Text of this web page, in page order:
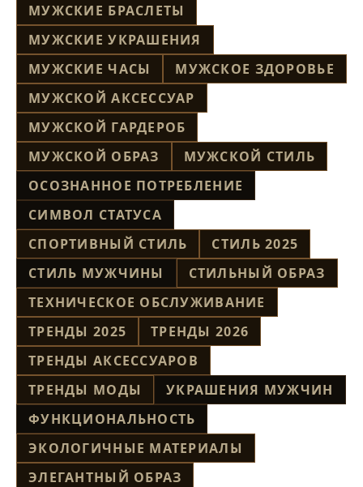
МУЖСКИЕ БРАСЛЕТЫ
МУЖСКИЕ УКРАШЕНИЯ
МУЖСКИЕ ЧАСЫ
МУЖСКОЕ ЗДОРОВЬЕ
МУЖСКОЙ АКСЕССУАР
МУЖСКОЙ ГАРДЕРОБ
МУЖСКОЙ ОБРАЗ
МУЖСКОЙ СТИЛЬ
ОСОЗНАННОЕ ПОТРЕБЛЕНИЕ
СИМВОЛ СТАТУСА
СПОРТИВНЫЙ СТИЛЬ
СТИЛЬ 2025
СТИЛЬ МУЖЧИНЫ
СТИЛЬНЫЙ ОБРАЗ
ТЕХНИЧЕСКОЕ ОБСЛУЖИВАНИЕ
ТРЕНДЫ 2025
ТРЕНДЫ 2026
ТРЕНДЫ АКСЕССУАРОВ
ТРЕНДЫ МОДЫ
УКРАШЕНИЯ МУЖЧИН
ФУНКЦИОНАЛЬНОСТЬ
ЭКОЛОГИЧНЫЕ МАТЕРИАЛЫ
ЭЛЕГАНТНЫЙ ОБРАЗ